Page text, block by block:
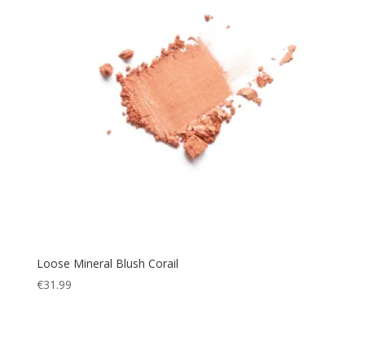
Loose Mineral Blush Corail
€31.99